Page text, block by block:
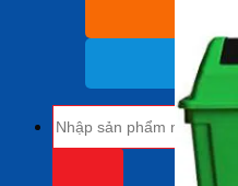
kiếm: